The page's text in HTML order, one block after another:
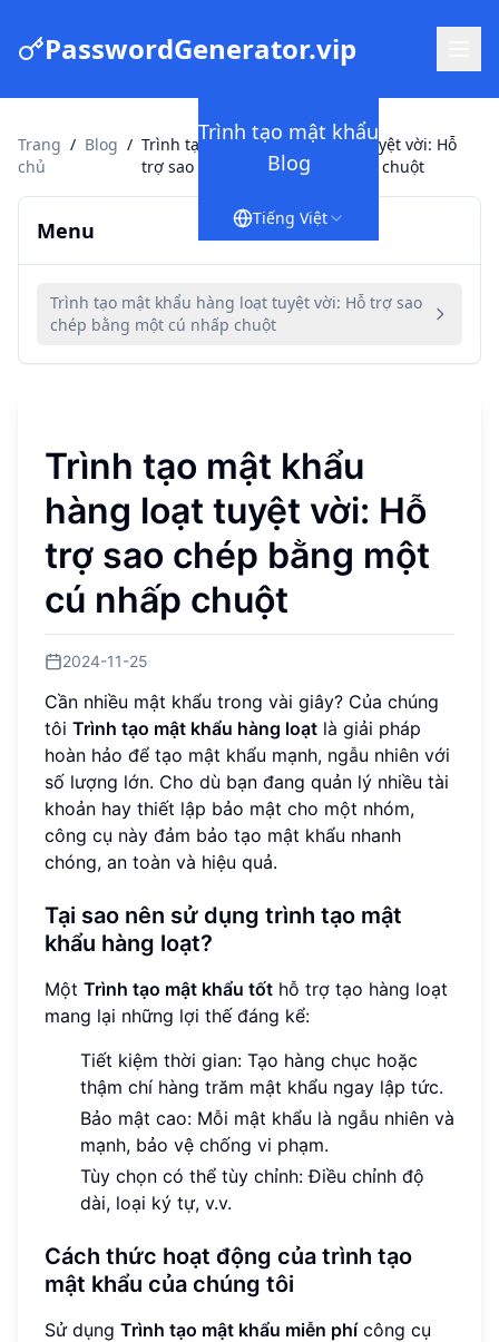
PasswordGenerator.vip
Trình tạo mật khẩu
Blog
Tiếng Việt
Trang
chủ
/ Blog / Trình tạo mật khẩu hàng loạt tuyệt vời: Hỗ
trợ sao chép bằng một cú nhấp chuột
Menu
Trình tạo mật khẩu hàng loạt tuyệt vời: Hỗ trợ sao
chép bằng một cú nhấp chuột
Trình tạo mật khẩu
hàng loạt tuyệt vời: Hỗ
trợ sao chép bằng một
cú nhấp chuột
2024-11-25
Cần nhiều mật khẩu trong vài giây? Của chúng
tôi Trình tạo mật khẩu hàng loạt là giải pháp
hoàn hảo để tạo mật khẩu mạnh, ngẫu nhiên với
số lượng lớn. Cho dù bạn đang quản lý nhiều tài
khoản hay thiết lập bảo mật cho một nhóm,
công cụ này đảm bảo tạo mật khẩu nhanh
chóng, an toàn và hiệu quả.
Tại sao nên sử dụng trình tạo mật
khẩu hàng loạt?
Một Trình tạo mật khẩu tốt hỗ trợ tạo hàng loạt
mang lại những lợi thế đáng kể:
Tiết kiệm thời gian: Tạo hàng chục hoặc
thậm chí hàng trăm mật khẩu ngay lập tức.
Bảo mật cao: Mỗi mật khẩu là ngẫu nhiên và
mạnh, bảo vệ chống vi phạm.
Tùy chọn có thể tùy chỉnh: Điều chỉnh độ
dài, loại ký tự, v.v.
Cách thức hoạt động của trình tạo
mật khẩu của chúng tôi
Sử dụng Trình tạo mật khẩu miễn phícông cụ